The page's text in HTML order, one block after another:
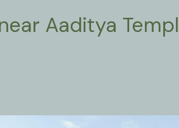
Aaditya